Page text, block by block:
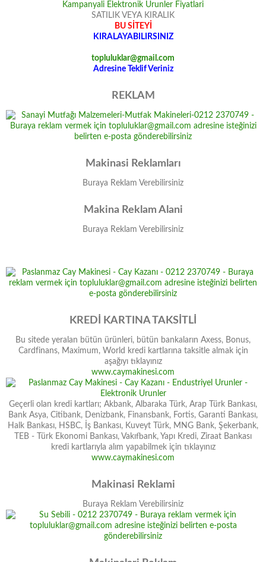
SATILIK VEYA KIRALIK
BU SİTEYİ
KIRALAYABILIRSINIZ
topluluklar@gmail.com
Adresine Teklif Veriniz
REKLAM
Makinasi Reklamları
Buraya Reklam Verebilirsiniz
Makina Reklam Alani
Buraya Reklam Verebilirsiniz
KREDİ KARTINA TAKSİTLİ
Bu sitede yeralan bütün ürünleri, bütün bankaların Axess, Bonus,
Cardfinans, Maximum, World kredi kartlarına taksitle almak için
aşağıyı tıklayınız
www.caymakinesi.com
Geçerli olan kredi kartları; Akbank, Albaraka Türk, Arap Türk Bankası,
Bank Asya, Citibank, Denizbank, Finansbank, Fortis, Garanti Bankası,
Halk Bankası, HSBC, İş Bankası, Kuveyt Türk, MNG Bank, Şekerbank,
TEB - Türk Ekonomi Bankası, Vakıfbank, Yapı Kredi, Ziraat Bankası
kredi kartlarıyla alım yapabilmek için tıklayınız
www.caymakinesi.com
Makinasi Reklami
Buraya Reklam Verebilirsiniz